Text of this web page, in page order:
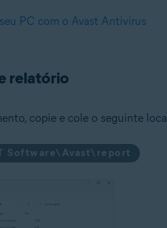
PC com o Avast Antivirus
relatório
copie e cole o seguinte
Software\Avast\report